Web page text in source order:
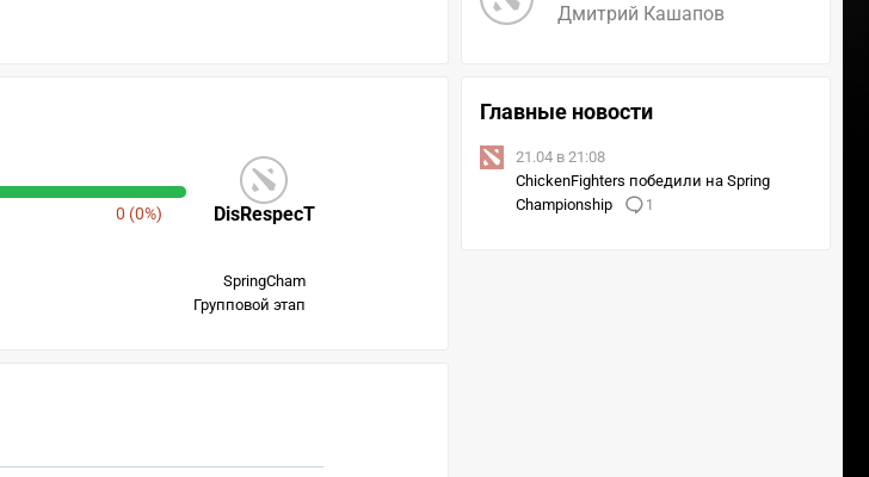
Дмитрий Кашапов
DisRespecT
0 (0%)
SpringCham
Групповой этап
Главные новости
21.04 в 21:08
ChickenFighters победили на Spring
Championship
1